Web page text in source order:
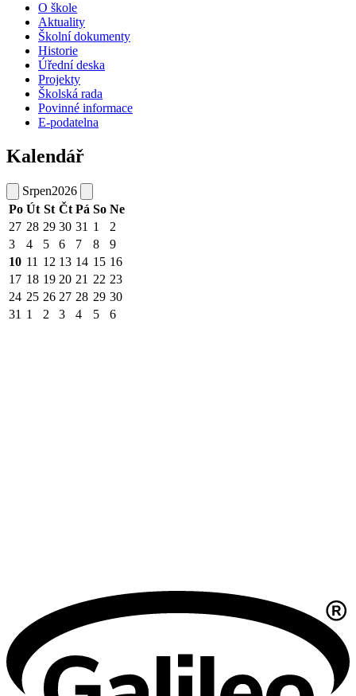
O škole
Aktuality
Školní dokumenty
Historie
Úřední deska
Projekty
Školská rada
Povinné informace
E-podatelna
Kalendář
Srpen2026
Po Út St Čt Pá So Ne
27 28 29 30 31 1
2
3
4 5 6 7 8
9
10 11 12 13 14 15 16
17 18 19 20 21 22 23
24 25 26 27 28 29 30
31 1 2 3 4 5 6